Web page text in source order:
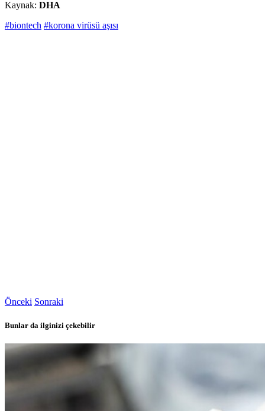
Kaynak: DHA
#biontech #korona virüsü aşısı
Önceki Sonraki
Bunlar da ilginizi çekebilir